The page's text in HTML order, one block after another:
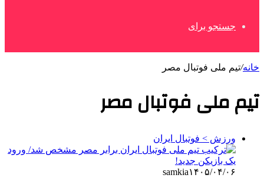
جستجو برای
خانه/تیم ملی فوتبال مصر
تیم ملی فوتبال مصر
ورزش > فوتبال ایران
samkia۱۴۰۵/۰۴/۰۶